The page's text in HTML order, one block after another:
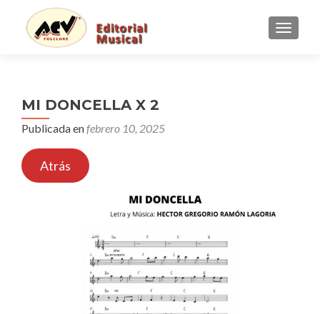
MI DONCELLA X 2
Publicada enfebrero 10, 2025
Atrás